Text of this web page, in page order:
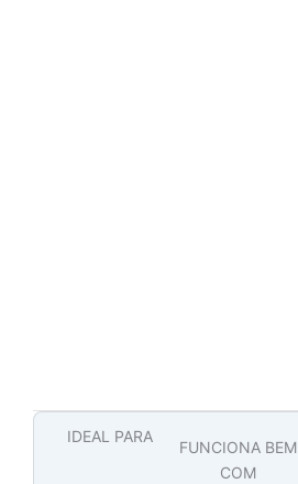
IDEAL PARA
FUNCIONA BEM
COM